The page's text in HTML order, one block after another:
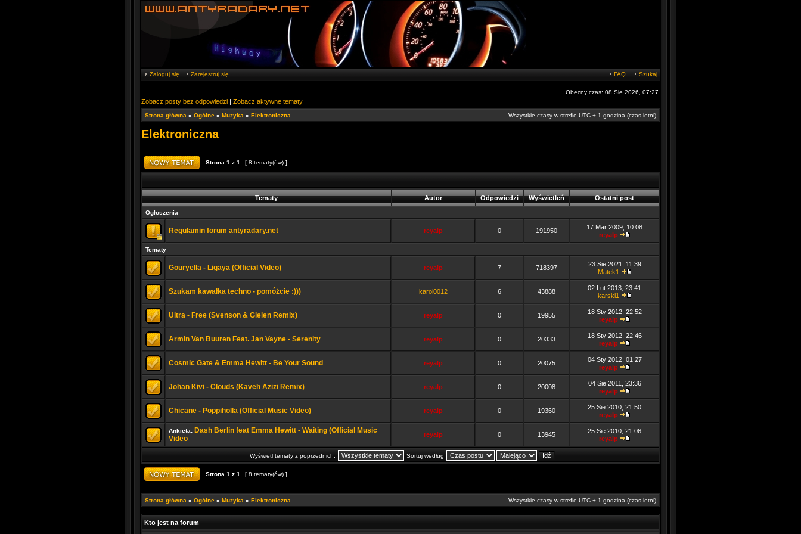
Zaloguj się Zarejestruj się FAQ Szukaj
Obecny czas: 08 Sie 2026, 07:27
Zobacz posty bez odpowiedzi | Zobacz aktywne tematy
Strona główna » Ogólne » Muzyka » Elektroniczna Wszystkie czasy w strefie UTC + 1 godzina (czas letni)
Elektroniczna
Strona 1 z 1 [ 8 tematy(ów) ]
Tematy Autor Odpowiedzi Wyświetleń Ostatni post
Ogłoszenia
Regulamin forum antyradary.net reyalp 0 191950
17 Mar 2009, 10:08
reyalp
Tematy
Gouryella - Ligaya (Official Video) reyalp 7 718397
23 Sie 2021, 11:39
Matek1
Szukam kawałka techno - pomóżcie :))) karol0012 6 43888
02 Lut 2013, 23:41
karski1
Ultra - Free (Svenson & Gielen Remix) reyalp 0 19955
18 Sty 2012, 22:52
reyalp
Armin Van Buuren Feat. Jan Vayne - Serenity reyalp 0 20333
18 Sty 2012, 22:46
reyalp
Cosmic Gate & Emma Hewitt - Be Your Sound reyalp 0 20075
04 Sty 2012, 01:27
reyalp
Johan Kivi - Clouds (Kaveh Azizi Remix) reyalp 0 20008
04 Sie 2011, 23:36
reyalp
Chicane - Poppiholla (Official Music Video) reyalp 0 19360
25 Sie 2010, 21:50
reyalp
Ankieta: Dash Berlin feat Emma Hewitt - Waiting (Official Music
Video
reyalp 0 13945
25 Sie 2010, 21:06
reyalp
Wyświetl tematy z poprzednich: Sortuj według
Strona 1 z 1 [ 8 tematy(ów) ]
Strona główna » Ogólne » Muzyka » Elektroniczna Wszystkie czasy w strefie UTC + 1 godzina (czas letni)
Kto jest na forum